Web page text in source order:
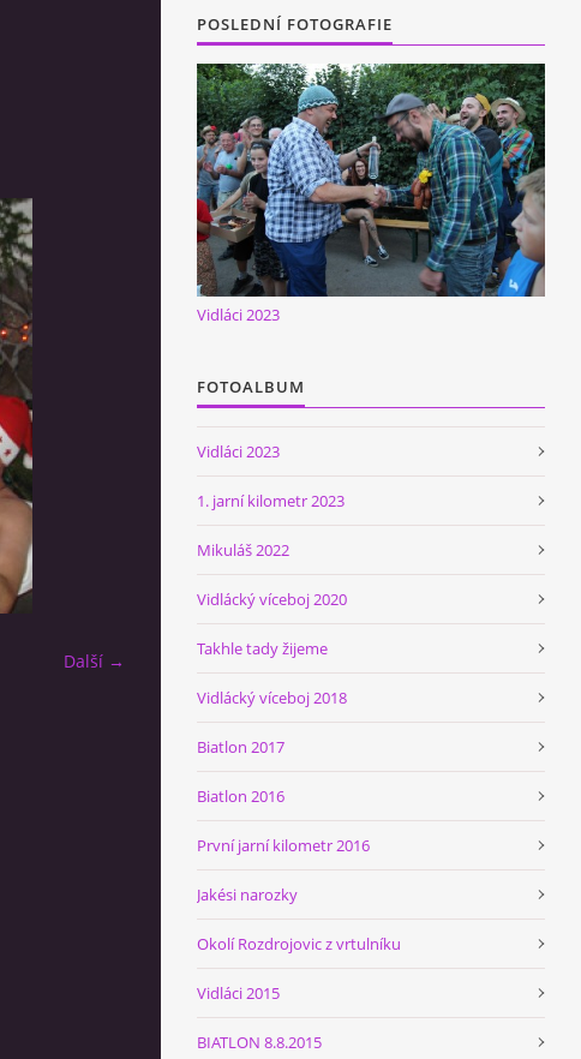
Další →
POSLEDNÍ FOTOGRAFIE
Vidláci 2023
FOTOALBUM
Vidláci 2023
1. jarní kilometr 2023
Mikuláš 2022
Vidlácký víceboj 2020
Takhle tady žijeme
Vidlácký víceboj 2018
Biatlon 2017
Biatlon 2016
První jarní kilometr 2016
Jakési narozky
Okolí Rozdrojovic z vrtulníku
Vidláci 2015
BIATLON 8.8.2015